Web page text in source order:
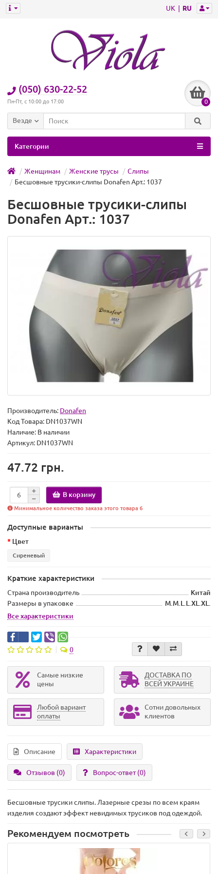
UK RU
(050) 630-22-52
Пн-Пт, с 10:00 до 17:00 0
Везде
Категории
Женщинам Женские трусы
Слипы
Бесшовные трусики-слипы Donafen Арт.: 1037
Бесшовные трусики-слипы
Donafen Арт.: 1037
Производитель: Donafen
Код Товара: DN1037WN
Наличие: В наличии
Артикул: DN1037WN
47.72 грн.
В корзину
Минимальное количество заказа этого товара 6
Доступные варианты
Цвет
Сиреневый
Краткие характеристики
Страна производитель
Китай
Размеры в упаковке
M.M.L.L.XL.XL.
Все характеристики
0
Самые низкие
цены
ДОСТАВКА ПО
ВСЕЙ УКРАИНЕ
Любой вариант
оплаты
Сотни довольных
клиентов
Описание Характеристики
Отзывов (0) Вопрос-ответ(0)
Бесшовные трусики слипы. Лазерные срезы по всем краям
изделия создают эффект невидимых трусиков под одеждой.
Рекомендуем посмотреть